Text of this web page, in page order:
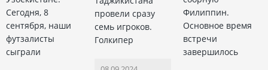
Сегодня, 8
сентября, наши
футзалисты
сыграли
провели сразу
семь игроков.
Голкипер
Филиппин.
Основное время
встречи
завершилось